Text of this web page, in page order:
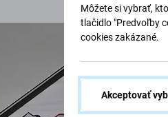
Môžete si vybrať,
tlačidlo "Predvoľby
cookies zakázané.
Akceptovať